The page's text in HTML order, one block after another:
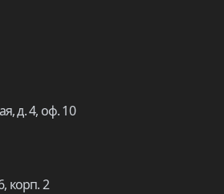
д. 4, оф. 10
корп. 2